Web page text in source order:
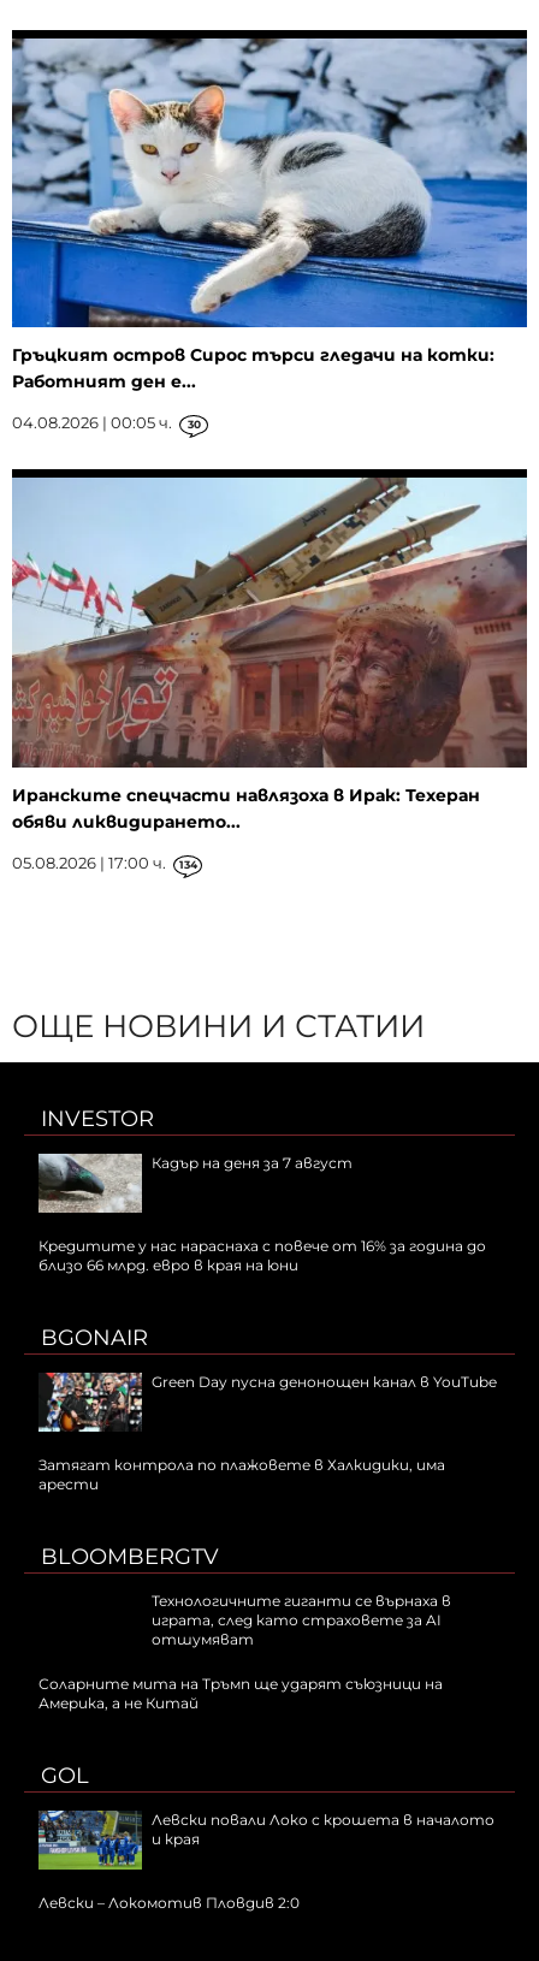
Гръцкият остров Сирос търси гледачи на котки:
Работният ден е...
04.08.2026 | 00:05 ч. 30
Иранските спецчасти навлязоха в Ирак: Техеран
обяви ликвидирането...
05.08.2026 | 17:00 ч. 134
ОЩЕ НОВИНИ И СТАТИИ
INVESTOR
Кадър на деня за 7 август
Кредитите у нас нараснаха с повече от 16% за година до
близо 66 млрд. евро в края на юни
BGONAIR
Green Day пусна денонощен канал в YouTube
Затягат контрола по плажовете в Халкидики, има
арести
BLOOMBERGTV
Технологичните гиганти се върнаха в
играта, след като страховете за AI
отшумяват
Соларните мита на Тръмп ще ударят съюзници на
Америка, а не Китай
GOL
Левски повали Локо с крошета в началото
и края
Левски – Локомотив Пловдив 2:0